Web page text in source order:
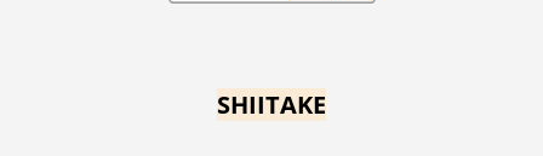
SHIITAKE